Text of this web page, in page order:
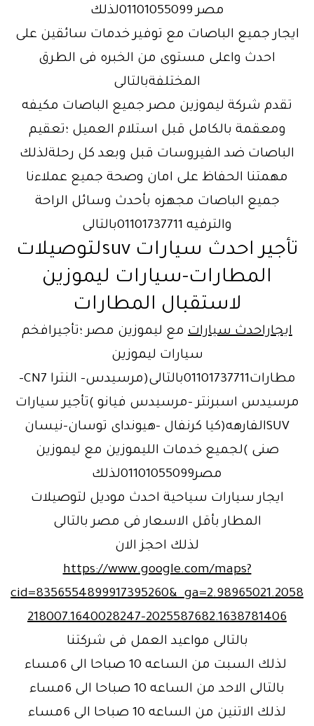
مصر 01101055099لذلك
ايجار جميع الباصات مع توفير خدمات سائقين على
احدث واعلى مستوى من الخبره فى الطرق
المختلفةبالتالى
تقدم شركة ليموزين مصر جميع الباصات مكيفه
ومعقمة بالكامل قبل استلام العميل ؛تعقيم
الباصات ضد الفيروسات قبل وبعد كل رحلةلذلك
مهمتنا الحفاظ على امان وصحة جميع عملاءنا
جميع الباصات مجهزه بأحدث وسائل الراحة
والترفيه 01101737711بالتالى
تأجير احدث سيارات suvلتوصيلات
المطارات-سيارات ليموزين
لاستقبال المطارات
ايجاراحدث سيارات مع ليموزين مصر ؛تأجيرافخم
سيارات ليموزين
مطارات01101737711بالتالى(مرسيدس- النترا CN7-
مرسيدس اسبرنتر -مرسيدس فيانو )تأجير سيارات
SUVالفارهه(كيا كرنفال -هيونداى توسان-نيسان
صنى )لجميع خدمات الليموزين مع ليموزين
مصر01101055099لذلك
ايجار سيارات سياحية احدث موديل لتوصيلات
المطار بأقل الاسعار فى مصر بالتالى
لذلك احجز الان
https://www.google.com/maps?
cid=8356554899917395260&_ga=2.98965021.2058
218007.1640028247-2025587682.1638781406
بالتالى مواعيد العمل فى شركتنا
لذلك السبت من الساعه 10 صباحا الى 6مساء
بالتالى الاحد من الساعه 10 صباحا الى 6مساء
لذلك الاتنين من الساعه 10 صباحا الى 6مساء